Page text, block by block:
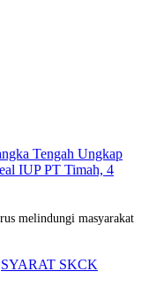
Tengah Ungkap
IUP PT Timah, 4
melindungi masyarakat
SYARAT SKCK